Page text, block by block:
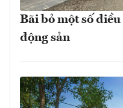
Bãi bỏ một số
động sản